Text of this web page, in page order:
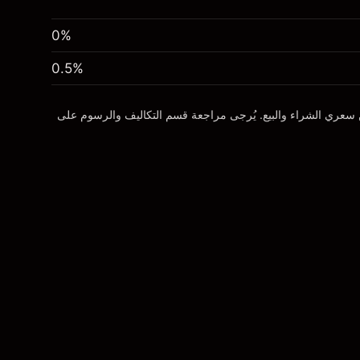
0%
0.5%
سعري الشراء والبيع. يُرجى مراجعة قسم التكاليف والرسوم على